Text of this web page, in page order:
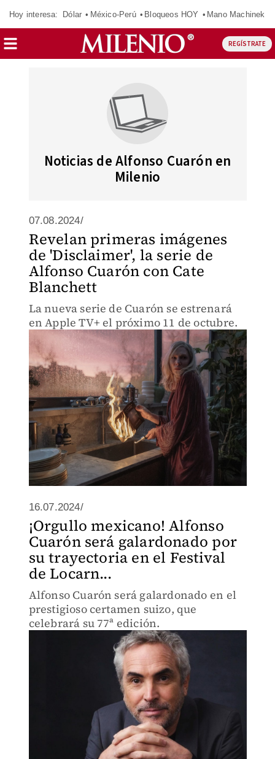
Hoy interesa: Dólar México-Perú Bloqueos HOY Mano Machinek
REGÍSTRATE
Noticias de Alfonso Cuarón en
Milenio
07.08.2024/
Revelan primeras imágenes
de 'Disclaimer', la serie de
Alfonso Cuarón con Cate
Blanchett
La nueva serie de Cuarón se estrenará
en Apple TV+ el próximo 11 de octubre.
16.07.2024/
¡Orgullo mexicano! Alfonso
Cuarón será galardonado por
su trayectoria en el Festival
de Locarn...
Alfonso Cuarón será galardonado en el
prestigioso certamen suizo, que
celebrará su 77ª edición.